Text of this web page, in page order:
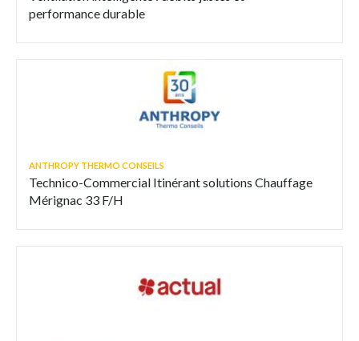
performance durable
ANTHROPY THERMO CONSEILS
Technico-Commercial Itinérant solutions Chauffage
Mérignac 33 F/H